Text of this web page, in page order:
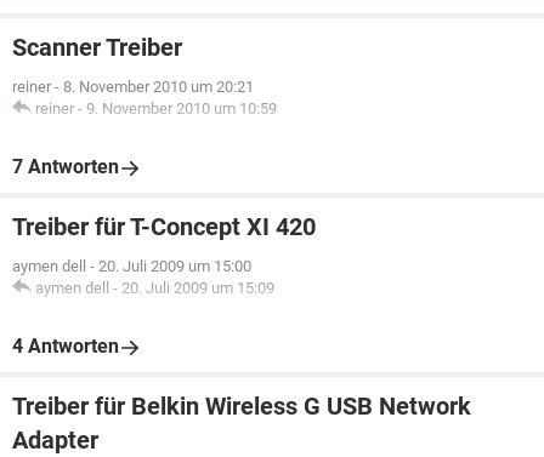
Scanner Treiber
reiner - 8. November 2010 um 20:21
reiner - 9. November 2010 um 10:59
7 Antworten
Treiber für T-Concept XI 420
aymen dell - 20. Juli 2009 um 15:00
aymen dell - 20. Juli 2009 um 15:09
4 Antworten
Treiber für Belkin Wireless G USB Network
Adapter